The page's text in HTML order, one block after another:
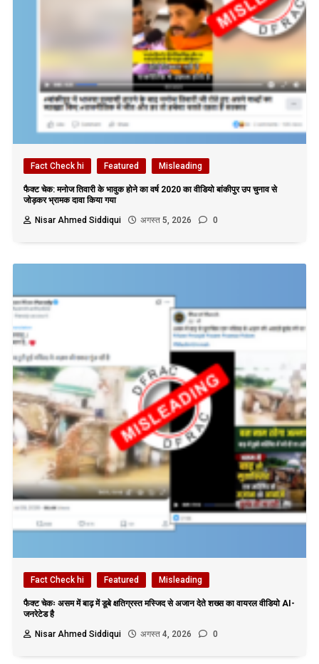
Fact Check hi Featured Misleading
फैक्ट चेक: मनोज तिवारी के भावुक होने का वर्ष 2020 का वीडियो बांकीपुर उप चुनाव से
जोड़कर भ्रामक दावा किया गया
Nisar Ahmed Siddiqui
अगस्त 5, 2026 0
Fact Check hi Featured Misleading
फैक्ट चेकः असम में बाढ़ में डूबे क्षतिग्रस्त मस्जिद से अजान देते शख्स का वायरल वीडियो AI-
जनरेटेड है
Nisar Ahmed Siddiqui
अगस्त 4, 2026 0